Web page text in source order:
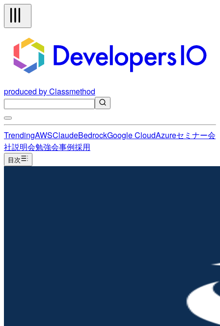
produced by Classmethod
TrendingAWSClaudeBedrockGoogle CloudAzureセミナー会
社説明会勉強会事例採用
目次